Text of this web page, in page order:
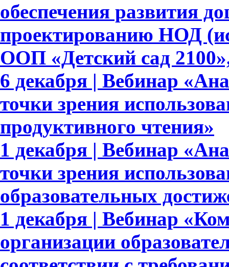
обеспечения развития
проектированию НОД
ООП «Детский сад
6 декабря | Вебинар
точки зрения
продуктивного чтения»
1 декабря | Вебинар
точки зрения
образовательных
1 декабря | Вебинар
организации